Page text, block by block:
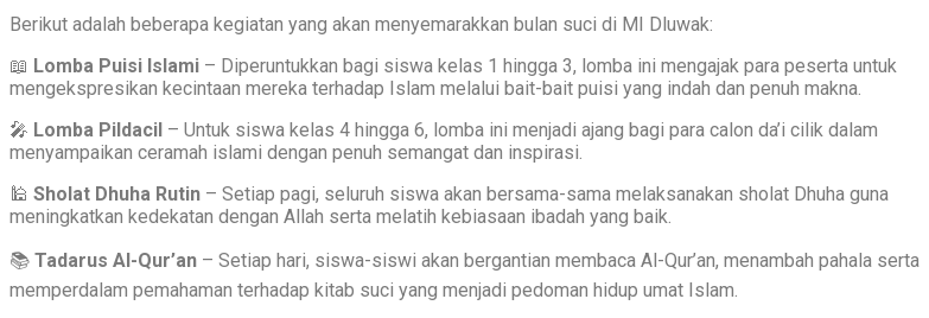
Berikut adalah beberapa kegiatan yang akan menyemarakkan bulan suci di MI Dluwak:
📖 Lomba Puisi Islami – Diperuntukkan bagi siswa kelas 1 hingga 3, lomba ini mengajak para peserta untuk
mengekspresikan kecintaan mereka terhadap Islam melalui bait-bait puisi yang indah dan penuh makna.
🎤 Lomba Pildacil – Untuk siswa kelas 4 hingga 6, lomba ini menjadi ajang bagi para calon da’i cilik dalam
menyampaikan ceramah islami dengan penuh semangat dan inspirasi.
🕌 Sholat Dhuha Rutin – Setiap pagi, seluruh siswa akan bersama-sama melaksanakan sholat Dhuha guna
meningkatkan kedekatan dengan Allah serta melatih kebiasaan ibadah yang baik.
📚 Tadarus Al-Qur’an – Setiap hari, siswa-siswi akan bergantian membaca Al-Qur’an, menambah pahala serta
memperdalam pemahaman terhadap kitab suci yang menjadi pedoman hidup umat Islam.